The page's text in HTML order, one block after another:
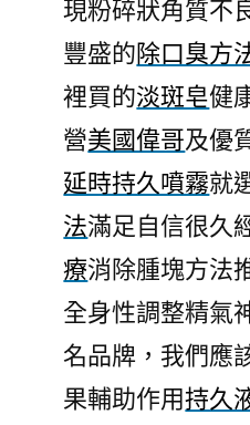
現粉碎狀角質不
豐盛的除口臭方
裡買的淡斑皂健
營美國偉哥及優
延時持久噴霧就
法滿足自信很久
療消除腫塊方法
全身性調整精氣
名品牌，我們應
果輔助作用持久